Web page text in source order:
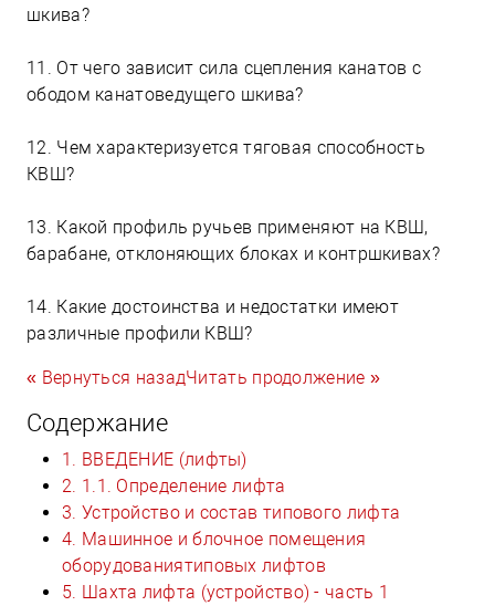
шкива?
11. От чего зависит сила сцепления канатов с
ободом канатоведущего шкива?
12. Чем характеризуется тяговая способность
КВШ?
13. Какой профиль ручьев применяют на КВШ,
барабане, отклоняющих блоках и контршкивах?
14. Какие достоинства и недостатки имеют
различные профили КВШ?
« Вернуться назадЧитать продолжение »
Содержание
1. ВВЕДЕНИЕ (лифты)
2. 1.1. Определение лифта
3. Устройство и состав типового лифта
4. Машинное и блочное помещения
оборудованиятиповых лифтов
5. Шахта лифта (устройство) - часть 1